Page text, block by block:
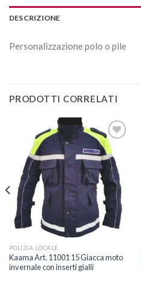
DESCRIZIONE
Personalizzazione polo o pile
PRODOTTI CORRELATI
Aggiungi
alla lista
dei
desideri
POLIZIA LOCALE
Kaama Art. 11001 15 Giacca moto
invernale con inserti gialli